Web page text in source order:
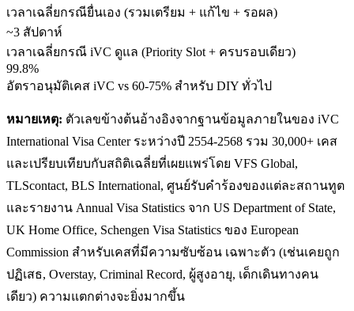
เวลาเฉลี่ยกรณียื่นเอง (รวมเตรียม + แก้ไข + รอผล)
~3 สัปดาห์
เวลาเฉลี่ยกรณี iVC ดูแล (Priority Slot + ครบรอบเดียว)
99.8%
อัตราอนุมัติเคส iVC vs 60-75% สำหรับ DIY ทั่วไป
หมายเหตุ: ตัวเลขข้างต้นอ้างอิงจากฐานข้อมูลภายในของ iVC
International Visa Center ระหว่างปี 2554-2568 รวม 30,000+ เคส
และเปรียบเทียบกับสถิติเฉลี่ยที่เผยแพร่โดย VFS Global,
TLScontact, BLS International, ศูนย์รับคำร้องของแต่ละสถานทูต
และรายงาน Annual Visa Statistics จาก US Department of State,
UK Home Office, Schengen Visa Statistics ของ European
Commission สำหรับเคสที่มีความซับซ้อน เฉพาะตัว (เช่นเคยถูก
ปฏิเสธ, Overstay, Criminal Record, ผู้สูงอายุ, เด็กเดินทางคน
เดียว) ความแตกต่างจะยิ่งมากขึ้น